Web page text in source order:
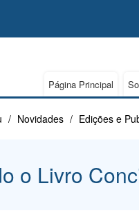
Página Principal
/ Novidades / Edições e
o Livro